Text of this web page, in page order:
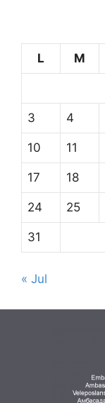
L
M
3 4
10 11
17 18
24 25
31
« Jul